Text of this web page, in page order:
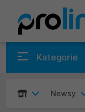
Kategorie
Newsy